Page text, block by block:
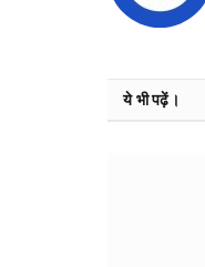
ये भी पढ़ें।